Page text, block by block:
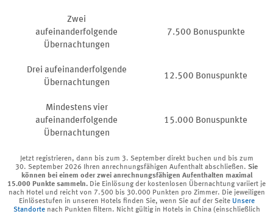
Zwei
aufeinanderfolgende
Übernachtungen
7.500 Bonuspunkte
Drei aufeinanderfolgende
Übernachtungen
12.500 Bonuspunkte
Mindestens vier
aufeinanderfolgende
Übernachtungen
15.000 Bonuspunkte
Jetzt registrieren, dann bis zum 3. September direkt buchen und bis zum
30. September 2026 Ihren anrechnungsfähigen Aufenthalt abschließen. Sie
können bei einem oder zwei anrechnungsfähigen Aufenthalten maximal
15.000 Punkte sammeln. Die Einlösung der kostenlosen Übernachtung variiert je
nach Hotel und reicht von 7.500 bis 30.000 Punkten pro Zimmer. Die jeweiligen
Einlösestufen in unseren Hotels finden Sie, wenn Sie auf der Seite Unsere
Standortenach Punkten filtern. Nicht gültig in Hotels in China (einschließlich